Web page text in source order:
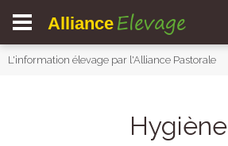
Alliance Elevage
L'information élevage par l'Alliance Pastorale
Hygiène